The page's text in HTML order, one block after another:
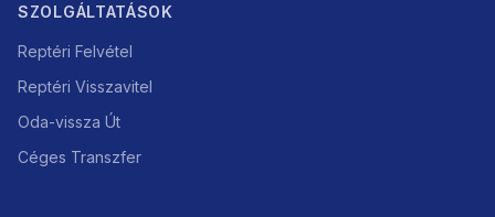
SZOLGÁLTATÁSOK
Reptéri Felvétel
Reptéri Visszavitel
Oda-vissza Út
Céges Transzfer